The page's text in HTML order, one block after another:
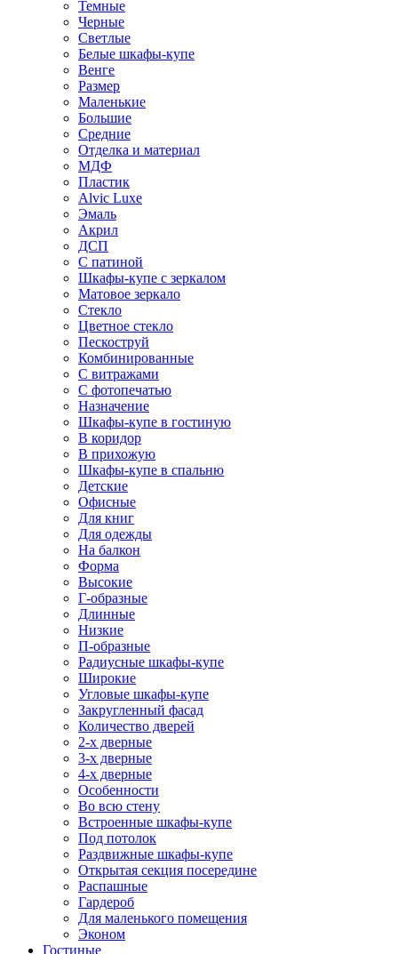
Темные
Черные
Светлые
Белые шкафы-купе
Венге
Размер
Маленькие
Большие
Средние
Отделка и материал
МДФ
Пластик
Alvic Luxe
Эмаль
Акрил
ДСП
С патиной
Шкафы-купе с зеркалом
Матовое зеркало
Стекло
Цветное стекло
Пескоструй
Комбинированные
С витражами
С фотопечатью
Назначение
Шкафы-купе в гостиную
В коридор
В прихожую
Шкафы-купе в спальню
Детские
Офисные
Для книг
Для одежды
На балкон
Форма
Высокие
Г-образные
Длинные
Низкие
П-образные
Радиусные шкафы-купе
Широкие
Угловые шкафы-купе
Закругленный фасад
Количество дверей
2-х дверные
3-х дверные
4-х дверные
Особенности
Во всю стену
Встроенные шкафы-купе
Под потолок
Раздвижные шкафы-купе
Открытая секция посередине
Распашные
Гардероб
Для маленького помещения
Эконом
Гостиные